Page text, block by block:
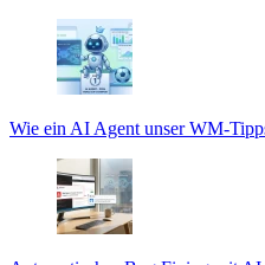
Wie ein AI Agent unser WM-